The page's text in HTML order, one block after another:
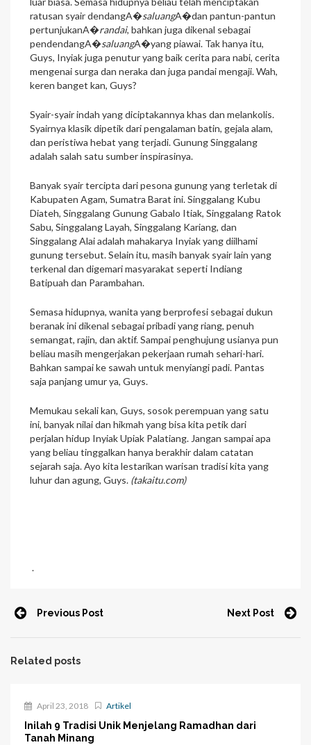
ratusan syair dendangA�saluangA�dan pantun-pantun
pertunjukanA�randai, bahkan juga dikenal sebagai
pendendangA�saluangA�yang piawai. Tak hanya itu,
Guys, Inyiak juga penutur yang baik cerita para nabi, cerita
mengenai surga dan neraka dan juga pandai mengaji. Wah,
keren banget kan, Guys?
Syair-syair indah yang diciptakannya khas dan melankolis.
Syairnya klasik dipetik dari pengalaman batin, gejala alam,
dan peristiwa hebat yang terjadi. Gunung Singgalang
adalah salah satu sumber inspirasinya.
Banyak syair tercipta dari pesona gunung yang terletak di
Kabupaten Agam, Sumatra Barat ini. Singgalang Kubu
Diateh, Singgalang Gunung Gabalo Itiak, Singgalang Ratok
Sabu, Singgalang Layah, Singgalang Kariang, dan
Singgalang Alai adalah mahakarya Inyiak yang diilhami
gunung tersebut. Selain itu, masih banyak syair lain yang
terkenal dan digemari masyarakat seperti Indiang
Batipuah dan Parambahan.
Semasa hidupnya, wanita yang berprofesi sebagai dukun
beranak ini dikenal sebagai pribadi yang riang, penuh
semangat, rajin, dan aktif. Sampai penghujung usianya pun
beliau masih mengerjakan pekerjaan rumah sehari-hari.
Bahkan sampai ke sawah untuk menyiangi padi. Pantas
saja panjang umur ya, Guys.
Memukau sekali kan, Guys, sosok perempuan yang satu
ini, banyak nilai dan hikmah yang bisa kita petik dari
perjalan hidup Inyiak Upiak Palatiang. Jangan sampai apa
yang beliau tinggalkan hanya berakhir dalam catatan
sejarah saja. Ayo kita lestarikan warisan tradisi kita yang
luhur dan agung, Guys. (takaitu.com)
.
Previous Post Next Post
Related posts
April 23, 2018 Artikel
Inilah 9 Tradisi Unik Menjelang Ramadhan dari
Tanah Minang